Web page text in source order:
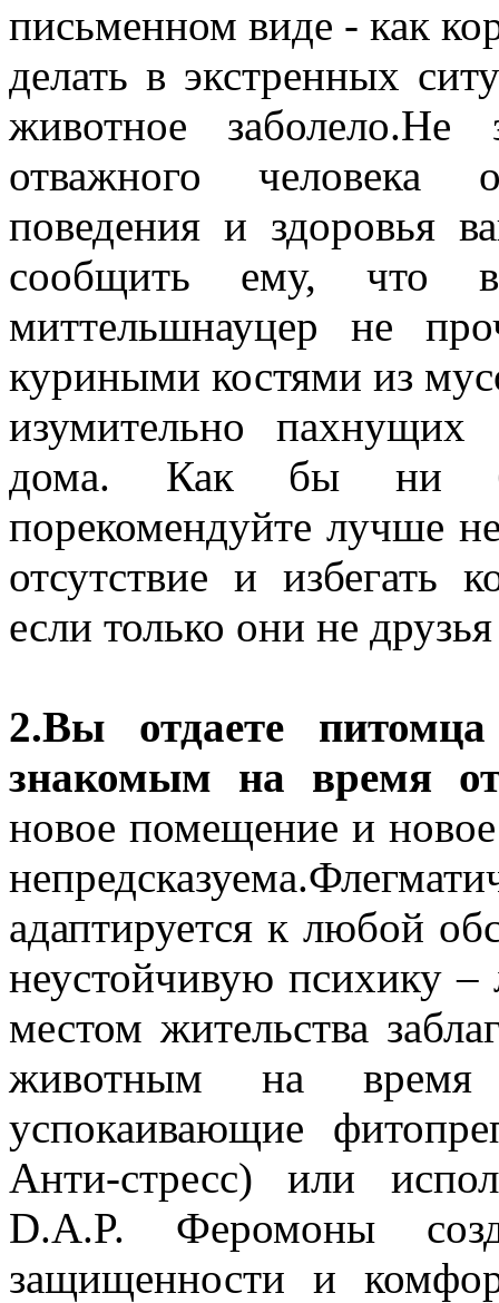
письменном виде - как
делать в экстренных
животное заболело.Не
отважного человека
поведения и здоровья
сообщить ему, что
миттельшнауцер не
куриными костями из
изумительно
дома. Как бы ни
порекомендуйте лучше
отсутствие и избегать
если только они не друзья
2.Вы отдаете
знакомым на время
новое помещение и
адаптируется к любой
неустойчивую психику
местом жительства
животным на время
успокаивающие
Анти-стресс) или
D.A.P. Феромоны
защищенности и